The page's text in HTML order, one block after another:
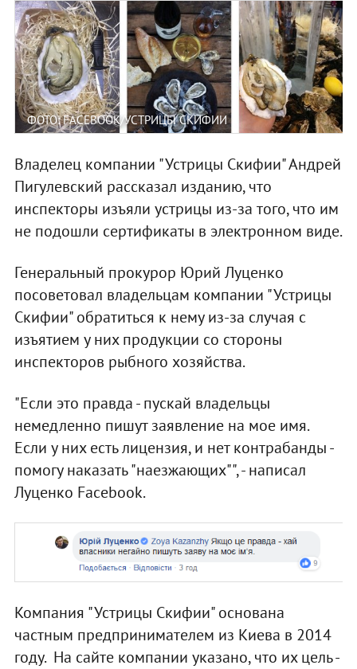
ФОТО: FACEBOOK/УСТРИЦЫ СКИФИИ
Владелец компании "Устрицы Скифии" Андрей
Пигулевский рассказал изданию, что
инспекторы изъяли устрицы из-за того, что им
не подошли сертификаты в электронном виде.
Генеральный прокурор Юрий Луценко
посоветовал владельцам компании "Устрицы
Скифии" обратиться к нему из-за случая с
изъятием у них продукции со стороны
инспекторов рыбного хозяйства.
"Если это правда - пускай владельцы
немедленно пишут заявление на мое имя.
Если у них есть лицензия, и нет контрабанды -
помогу наказать "наезжающих"", - написал
Луценко Facebook.
Компания "Устрицы Скифии" основана
частным предпринимателем из Киева в 2014
году. На сайте компании указано, что их цель -